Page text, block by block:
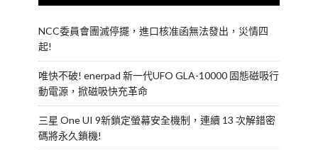
NCC委員會團滅停擺，進口核准函無法發出，災情四
起!
唯快不破! enerpad 新一代UFO GLA-10000 固態磁吸行
動電源，掀磁吸快充革命
三星 One UI 9新鎖定螢幕安全機制，連續 13 次解錯密
碼將永久鎖機!